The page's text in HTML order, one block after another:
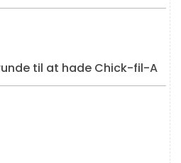
til at hade Chick-fil-A